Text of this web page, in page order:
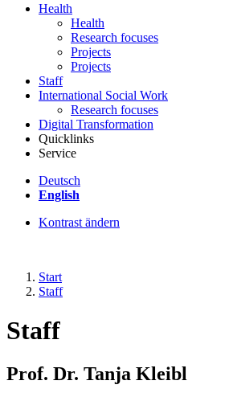
Health
Health
Research focuses
Projects
Projects
Staff
International Social Work
Research focuses
Digital Transformation
Quicklinks
Service
Deutsch
English
Kontrast ändern
Start
Staff
Staff
Prof. Dr. Tanja Kleibl